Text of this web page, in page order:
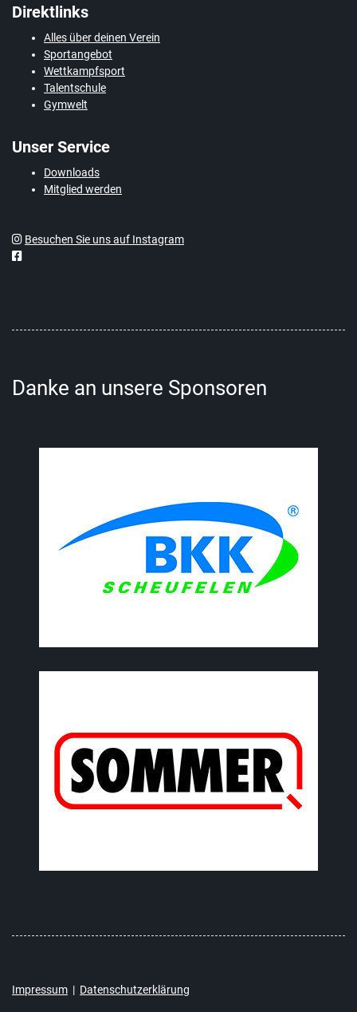
Direktlinks
Alles über deinen Verein
Sportangebot
Wettkampfsport
Talentschule
Gymwelt
Unser Service
Downloads
Mitglied werden
Besuchen Sie uns auf Instagram
Danke an unsere Sponsoren
Impressum | Datenschutzerklärung